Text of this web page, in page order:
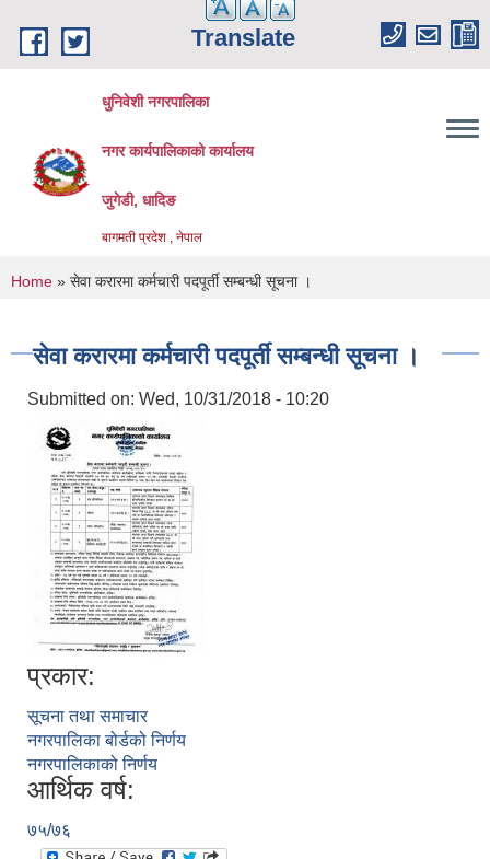
Translate
धुनिवेशी नगरपालिका
नगर कार्यपालिकाको कार्यालय
जुगेडी, धादिङ
बागमती प्रदेश , नेपाल
You are here
Home » सेवा करारमा कर्मचारी पदपूर्ती सम्बन्धी सूचना ।
सेवा करारमा कर्मचारी पदपूर्ती सम्बन्धी सूचना ।
Submitted on: Wed, 10/31/2018 - 10:20
प्रकार:
सूचना तथा समाचार
नगरपालिका बोर्डको निर्णय
नगरपालिकाको निर्णय
आर्थिक वर्ष:
७५/७६